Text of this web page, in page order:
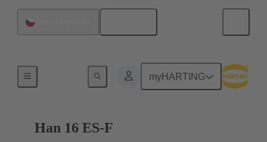
myHARTING
Proud do 16 A
Han 16 ES-F